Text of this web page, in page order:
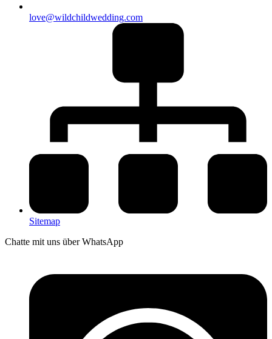
love@wildchildwedding.com
Sitemap
Chatte mit uns über WhatsApp